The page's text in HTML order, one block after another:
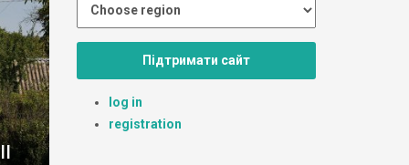
Підтримати сайт
log in
registration